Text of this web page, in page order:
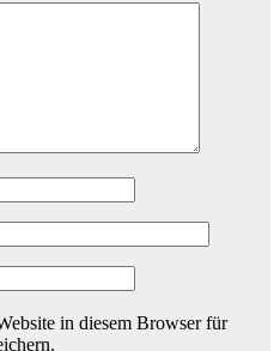
in diesem Browser für